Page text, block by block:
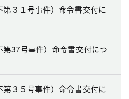
第３１号事件）命令書交付に
第37号事件）命令書交付につ
第３５号事件）命令書交付に